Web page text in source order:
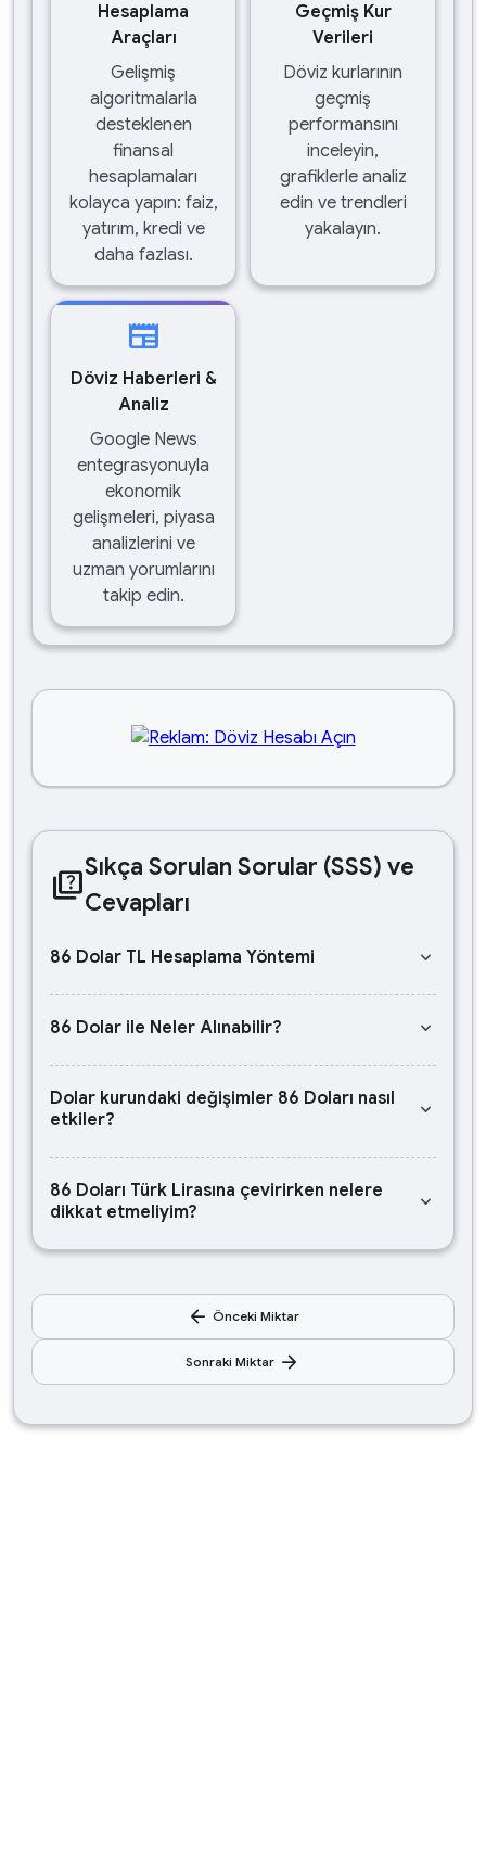
Hesaplama
Araçları
Gelişmiş
algoritmalarla
desteklenen
finansal
hesaplamaları
kolayca yapın: faiz,
yatırım, kredi ve
daha fazlası.
Geçmiş Kur
Verileri
Döviz kurlarının
geçmiş
performansını
inceleyin,
grafiklerle analiz
edin ve trendleri
yakalayın.
newspaper
Döviz Haberleri &
Analiz
Google News
entegrasyonuyla
ekonomik
gelişmeleri, piyasa
analizlerini ve
uzman yorumlarını
takip edin.
quizSıkça Sorulan Sorular (SSS) ve
Cevapları
86 Dolar TL Hesaplama Yöntemi keyboard_arrow_down
86 Dolar ile Neler Alınabilir? keyboard_arrow_down
Dolar kurundaki değişimler 86 Doları nasıl
etkiler?
keyboard_arrow_down
86 Doları Türk Lirasına çevirirken nelere
dikkat etmeliyim?
keyboard_arrow_down
arrow_back Önceki Miktar
Sonraki Miktar arrow_forward